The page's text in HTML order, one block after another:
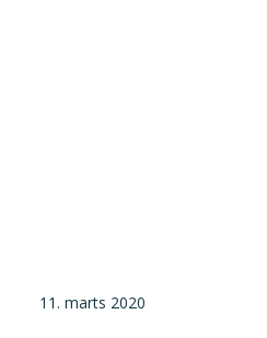
11. marts 2020